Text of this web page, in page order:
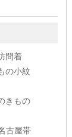
問着
の小紋
きもの
古屋帯